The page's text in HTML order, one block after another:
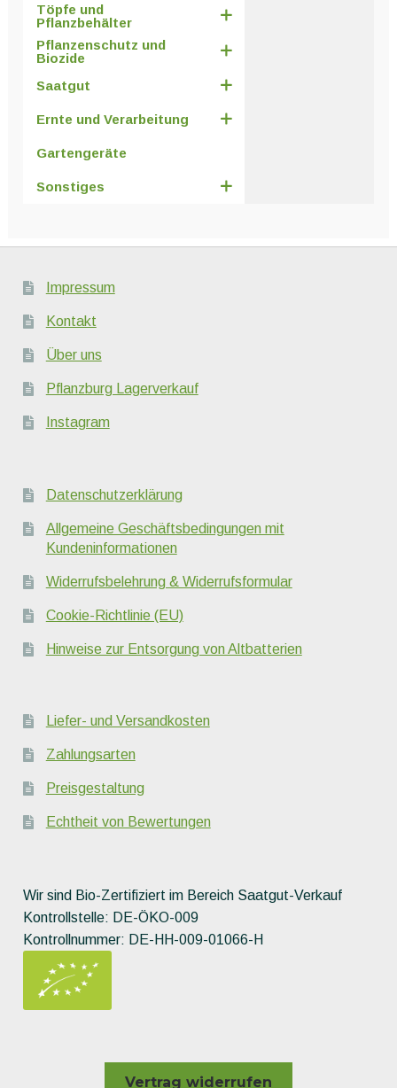
Töpfe und
Pflanzbehälter
Pflanzenschutz und
Biozide
Saatgut
Ernte und Verarbeitung
Gartengeräte
Sonstiges
Impressum
Kontakt
Über uns
Pflanzburg Lagerverkauf
Instagram
Datenschutzerklärung
Allgemeine Geschäftsbedingungen mit
Kundeninformationen
Widerrufsbelehrung & Widerrufsformular
Cookie-Richtlinie (EU)
Hinweise zur Entsorgung von Altbatterien
Liefer- und Versandkosten
Zahlungsarten
Preisgestaltung
Echtheit von Bewertungen
Wir sind Bio-Zertifiziert im Bereich Saatgut-Verkauf
Kontrollstelle: DE-ÖKO-009
Kontrollnummer: DE-HH-009-01066-H
Vertrag widerrufen